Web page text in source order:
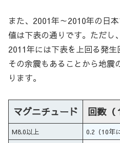
また、2001年～2010年の日
値は下表の通りです。ただし
2011年には下表を上回る発
その余震もあることから地震
ります。
マグニチュード 回数（
M8.0以上
0.2（10年